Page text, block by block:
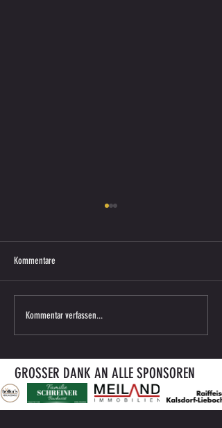
Saisonkarte 2026/27 ab sofort
erhältlich
Kommentare
Kommentar verfassen...
GROSSER DANK AN ALLE SPONSOREN